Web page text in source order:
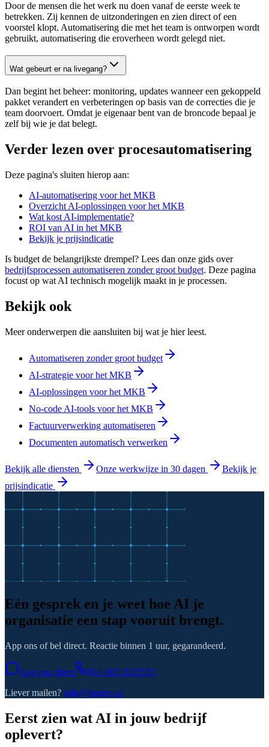
Door de mensen die het werk nu doen vanaf de eerste week te
betrekken. Zij kennen de uitzonderingen en zien direct of een
voorstel klopt. Automatisering die met het team is ontworpen wordt
gebruikt, automatisering die eroverheen wordt gelegd niet.
Wat gebeurt er na livegang?
Dan begint het beheer: monitoring, updates wanneer een gekoppeld
pakket verandert en verbeteringen op basis van de correcties die je
team doorvoert. Omdat je eigenaar bent van de broncode bepaal je
zelf bij wie je dat belegt.
Verder lezen over procesautomatisering
Deze pagina's sluiten hierop aan:
AI-automatisering voor het MKB
Overzicht AI-oplossingen voor het MKB
Wat kost AI-implementatie?
ROI van AI in het MKB
Bekijk je prijsindicatie
Is budget de belangrijkste drempel? Lees dan onze gids over
bedrijfsprocessen automatiseren zonder groot budget. Deze pagina
focust op wat AI technisch mogelijk maakt in je processen.
Bekijk ook
Meer onderwerpen die aansluiten bij wat je hier leest.
Automatiseren zonder groot budget
AI-strategie voor het MKB
AI-oplossingen voor het MKB
No-code AI-tools voor het MKB
Factuurverwerking automatiseren
Documenten automatisch verwerken
Bekijk alle diensten Onze werkwijze in 30 dagen
Bekijk je
prijsindicatie
Eén gesprek en je weet hoe AI je
organisatie een stap vooruit brengt.
App ons of bel direct. Reactie binnen 1 uur, gegarandeerd.
App ons direct Bel 085 2033553
Liever mailen? info@thraive.nl
Eerst zien wat AI in jouw bedrijf
oplevert?